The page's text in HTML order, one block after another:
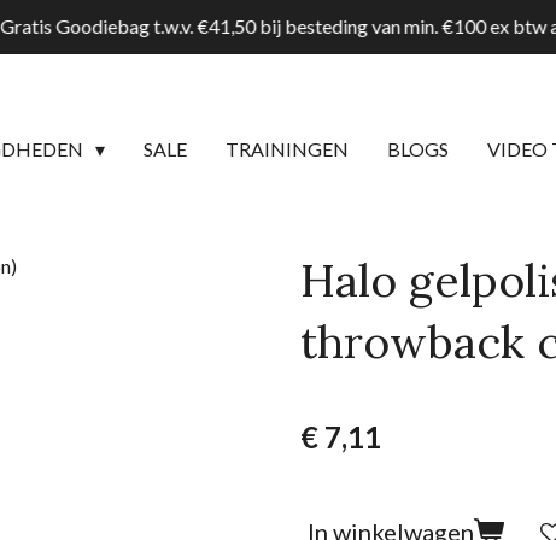
Goodiebag t.w.v. €41,50 bij besteding van min. €100 ex btw
SALE TRAININGEN BLOGS VIDEO
Halo
throwback
€ 7,11
In winkelwagen